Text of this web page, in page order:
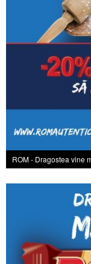
ROM - Dragostea vine